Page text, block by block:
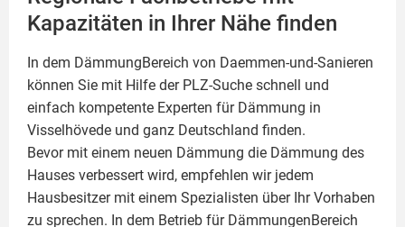
Kapazitäten in Ihrer Nähe finden
In dem DämmungBereich von Daemmen-und-Sanieren
können Sie mit Hilfe der PLZ-Suche schnell und
einfach kompetente Experten für Dämmung in
Visselhövede und ganz Deutschland finden.
Bevor mit einem neuen Dämmung die Dämmung des
Hauses verbessert wird, empfehlen wir jedem
Hausbesitzer mit einem Spezialisten über Ihr Vorhaben
zu sprechen. In dem Betrieb für DämmungenBereich